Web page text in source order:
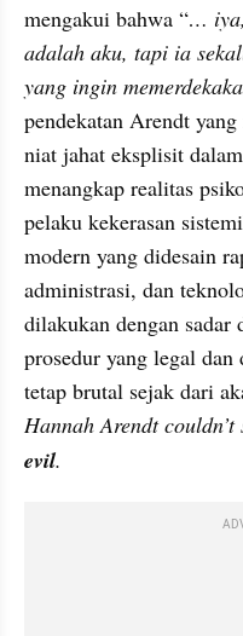
mengakui bahwa “…
adalah aku, tapi ia
yang ingin
pendekatan Arendt
niat jahat eksplisit
menangkap realitas
pelaku kekerasan
modern yang didesain
administrasi, dan
dilakukan dengan sadar
prosedur yang legal
tetap brutal sejak dari
Hannah Arendt
evil.